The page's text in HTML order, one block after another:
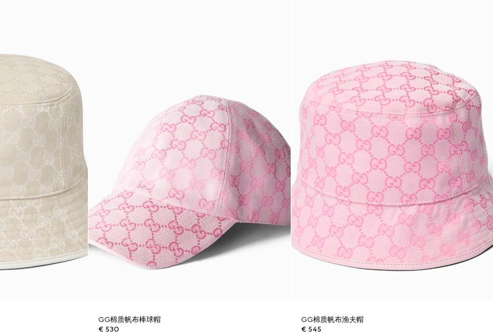
GG棉质帆布棒球帽
€ 530
GG棉质帆布渔夫帽
€ 545